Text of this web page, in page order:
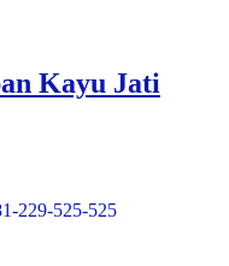
Kayu Jati
229-525-525